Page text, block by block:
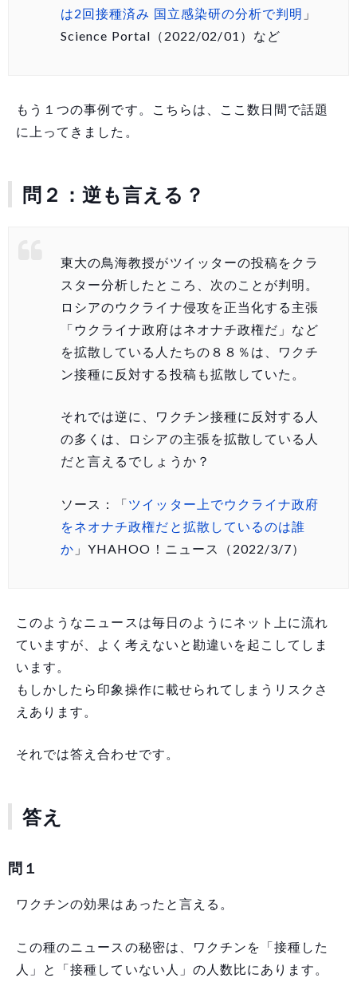
は2回接種済み 国立感染研の分析で判明 」
Science Portal（2022/02/01）など
もう１つの事例です。こちらは、ここ数日間で話題
に上ってきました。
問２：逆も言える？
東大の鳥海教授がツイッターの投稿をクラ
スター分析したところ、次のことが判明。
ロシアのウクライナ侵攻を正当化する主張
「ウクライナ政府はネオナチ政権だ」など
を拡散している人たちの８８％は、ワクチ
ン接種に反対する投稿も拡散していた。
それでは逆に、ワクチン接種に反対する人
の多くは、ロシアの主張を拡散している人
だと言えるでしょうか？
ソース：「ツイッター上でウクライナ政府
をネオナチ政権だと拡散しているのは誰
か 」YHAHOO！ニュース（2022/3/7）
このようなニュースは毎日のようにネット上に流れ
ていますが、よく考えないと勘違いを起こしてしま
います。
もしかしたら印象操作に載せられてしまうリスクさ
えあります。
それでは答え合わせです。
答え
問１
ワクチンの効果はあったと言える。
この種のニュースの秘密は、ワクチンを「接種した
人」と「接種していない人」の人数比にあります。